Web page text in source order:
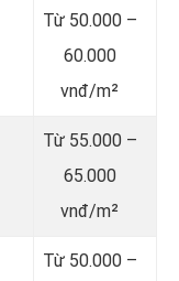
Từ 50.000 –
60.000
vnđ/m²
Từ 55.000 –
65.000
vnđ/m²
Từ 50.000 –